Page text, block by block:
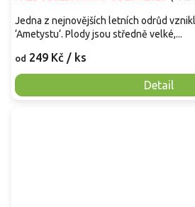
od 249 Kč / ks
Detail
Jedna z nejnovějších letních odrůd
‘Ametystu‘. Plody jsou středně velké,...